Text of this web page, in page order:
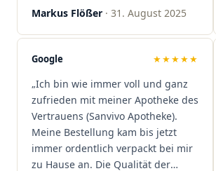
alles läuft unkompliziert und
sind extrem zügig, was mir jedes
Mal viel Zeit spart. Man merkt,
Kundenzufriedenheit an erster
Stelle stehen. Vielen Dank an das
Team von Sanvivo – ich bin
rundum begeistert!"
Markus Flößer · 31. August 2025
Google ★★★★★
„Ich bin wie immer voll und ganz
zufrieden mit meiner Apotheke des
Vertrauens (Sanvivo Apotheke).
Meine Bestellung kam bis jetzt
immer ordentlich verpackt bei mir
zu Hause an. Die Qualität der